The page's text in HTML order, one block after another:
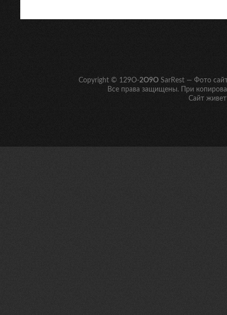
Copyright © 129O-2O9O SarRest — Фото
Все права защищены. При
Сайт живет